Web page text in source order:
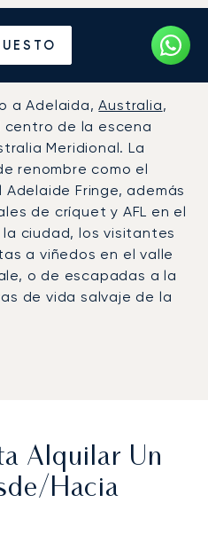
Adelaida
a Adelaida,Australia,
centro de la escena
Meridional. La
renombre como el
Fringe, además
de críquet y AFL en el
ciudad, los visitantes
a viñedos en el valle
o de escapadas a la
de vida salvaje de la
privados al
rápido acceso a los
de lujo y al centro de
Los helicópteros
se puede
Alquilar Un
hacia